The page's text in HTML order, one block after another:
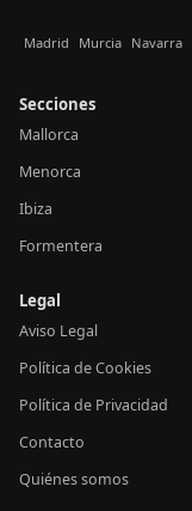
Madrid Murcia Navarra
Secciones
Mallorca
Menorca
Ibiza
Formentera
Legal
Aviso Legal
Política de Cookies
Política de Privacidad
Contacto
Quiénes somos